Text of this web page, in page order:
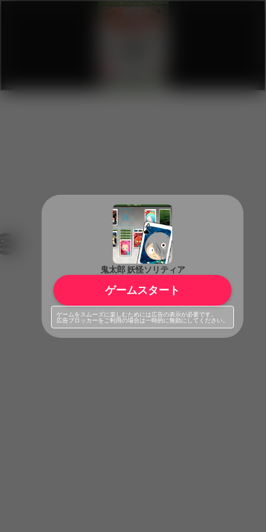
鬼太郎 妖怪ソリティア
ゲームスタート
ゲームをスムーズに楽しむためには広告の表示が必要です。
広告ブロッカーをご利用の場合は一時的に無効にしてください。